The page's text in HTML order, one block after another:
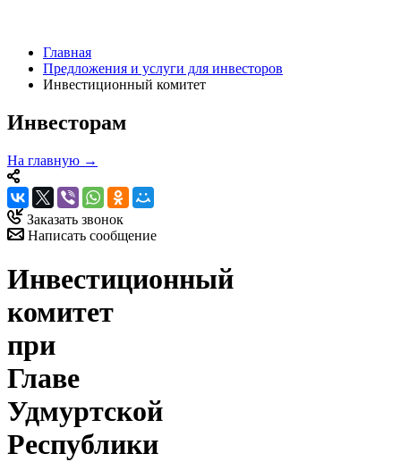
Главная
Предложения и услуги для инвесторов
Инвестиционный комитет
Инвесторам
На главную →
Заказать звонок
Написать сообщение
Инвестиционный
комитет
при
Главе
Удмуртской
Республики